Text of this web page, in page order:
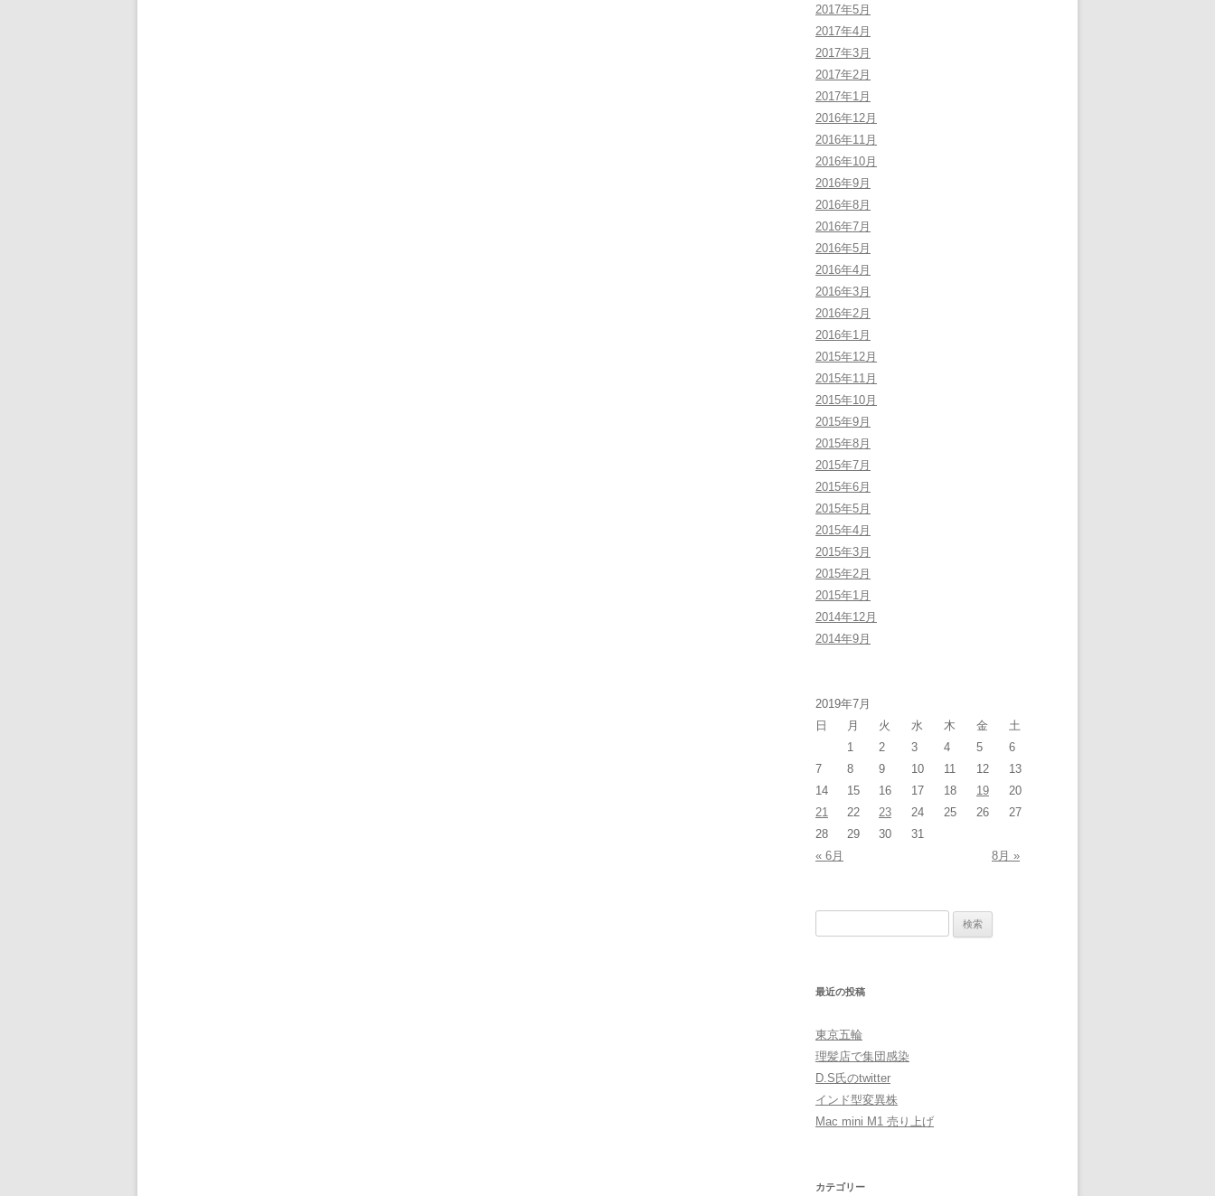
2017年5月
2017年4月
2017年3月
2017年2月
2017年1月
2016年12月
2016年11月
2016年10月
2016年9月
2016年8月
2016年7月
2016年5月
2016年4月
2016年3月
2016年2月
2016年1月
2015年12月
2015年11月
2015年10月
2015年9月
2015年8月
2015年7月
2015年6月
2015年5月
2015年4月
2015年3月
2015年2月
2015年1月
2014年12月
2014年9月
2019年7月
日
月 火 水 木 金
土
1
2 3 4 5
6
7
8 9 10 11 12
13
14
15 16 17 18 19
20
21
22 23 24 25 26
27
28
29 30
31
« 6月
8月 »
最近の投稿
東京五輪
理髪店で集団感染
D.S氏のtwitter
インド型変異株
Mac mini M1 売り上げ
カテゴリー